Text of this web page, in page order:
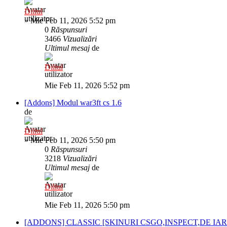
Diliul
»Mie Feb 11, 2026 5:52 pm
0 Răspunsuri
3466 Vizualizări
Ultimul mesaj de
Diliul
Mie Feb 11, 2026 5:52 pm
[Addons] Modul war3ft cs 1.6
de
Diliul
»Mie Feb 11, 2026 5:50 pm
0 Răspunsuri
3218 Vizualizări
Ultimul mesaj de
Diliul
Mie Feb 11, 2026 5:50 pm
[ADDONS] CLASSIC [SKINURI CSGO,INSPECT,DE